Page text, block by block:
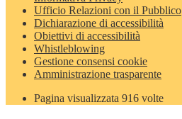
Ufficio Relazioni con il Pubblico
Dichiarazione di accessibilità
Obiettivi di accessibilità
Whistleblowing
Gestione consensi cookie
Amministrazione trasparente
Pagina visualizzata 916 volte